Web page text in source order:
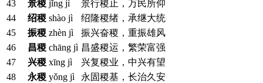
43
景稷 jǐng jì
景行稷止，万民所仰
44
绍稷 shào jì
绍隆稷绪，承继大统
45
振稷 zhèn jì
振兴奋稷，重振雄风
46
昌稷 chāng jì 昌盛稷运，繁荣富强
47
兴稷 xīng jì
兴复稷业，中兴有望
48
永稷 yǒng jì
永固稷基，长治久安